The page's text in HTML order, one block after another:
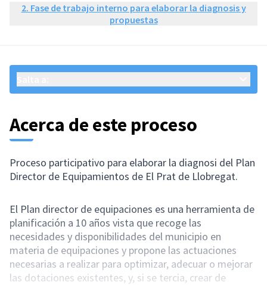
2. Fase de trabajo interno para elaborar la diagnosis y
propuestas
Acerca de este proceso
Proceso participativo para elaborar la diagnosi del Plan
Director de Equipamientos de El Prat de Llobregat.
El Plan director de equipaciones es una herramienta de
planificación a 10 años vista que recoge las
necesidades y disponibilidades del municipio en
materia de equipaciones y propone las actuaciones
necesarias a realizar para optimizar, adecuar o mejorar
las dotaciones existentes, y, si se tercia, crear de